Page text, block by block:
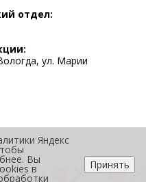
Вологодская обл., г.
Григорьевна
персональных данных
информации
обязательна.
за достоверность
объявлениях.
отдел:
ул. Марии
Яндекс
Вы
в Принять